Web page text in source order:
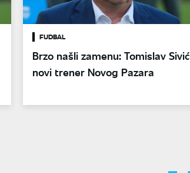
FUDBAL
Brzo našli zamenu: Tomislav Sivić
novi trener Novog Pazara